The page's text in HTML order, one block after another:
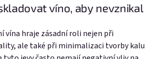
víno, aby nevznikal
vína hraje zásadní roli nejen při
ale také při minimalizaci tvorby kalu